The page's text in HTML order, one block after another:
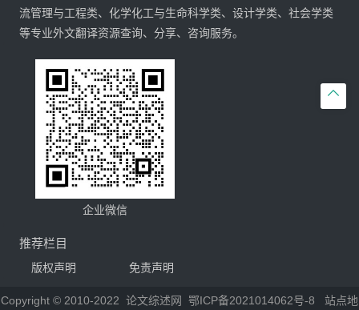

流管理与工程类、化学化工与生命科学类、设计学类、社会学类
等专业外文翻译资源查询、分享、咨询服务。
企业微信
推荐栏目
版权声明 免责声明
Copyright © 2010-2022 论文综述网 鄂ICP备2021014062号-8 站点地